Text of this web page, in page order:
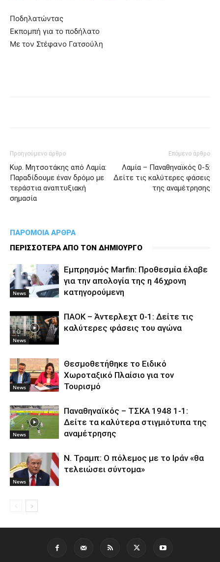
Ποδηλατώντας
Εκπομπή για το ποδήλατο
Με τον Στέφανο Γατσούλη
Προηγούμενο άρθρο
Κυρ. Μητσοτάκης από Λαμία:
Παραδίδουμε έναν δρόμο με
τεράστια αναπτυξιακή
σημασία
Επόμενο άρθρο
Λαμία – Παναθηναϊκός 0-5:
Δείτε τις καλύτερες φάσεις
της αναμέτρησης
ΠΑΡΟΜΟΙΑ ΑΡΘΡΑ
ΠΕΡΙΣΣΟΤΕΡΑ ΑΠΟ ΤΟΝ ΔΗΜΙΟΥΡΓΟ
News
Εμπρησμός Marfin: Προθεσμία έλαβε
για την απολογία της η 46χρονη
κατηγορούμενη
News
ΠΑΟΚ – Άντερλεχτ 0-1: Δείτε τις
καλύτερες φάσεις του αγώνα
News
Θεσμοθετήθηκε το Ειδικό
Χωροταξικό Πλαίσιο για τον
Τουρισμό
News
Παναθηναϊκός – ΤΣΚΑ 1948 1-1:
Δείτε τα καλύτερα στιγμιότυπα της
αναμέτρησης
News
Ν. Τραμπ: Ο πόλεμος με το Ιράν «θα
τελειώσει σύντομα»